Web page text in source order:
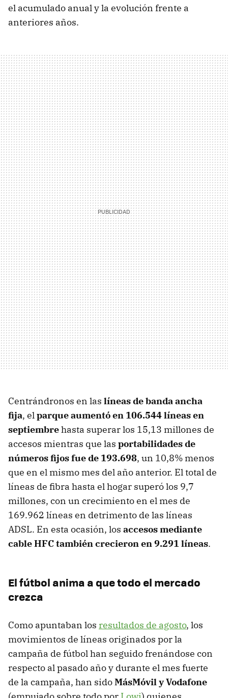
el acumulado anual y la evolución frente a
anteriores años.
Centrándronos en las líneas de banda ancha
fija, elparque aumentó en 106.544 líneas en
septiembrehasta superar los 15,13 millones de
accesos mientras que las portabilidades de
números fijos fue de 193.698, un 10,8% menos
que en el mismo mes del año anterior. El total de
líneas de fibra hasta el hogar superó los 9,7
millones, con un crecimiento en el mes de
169.962 líneas en detrimento de las líneas
ADSL. En esta ocasión, los accesos mediante
cable HFC también crecieron en 9.291 líneas.
El fútbol anima a que todo el mercado
crezca
Como apuntaban los resultados de agosto, los
movimientos de líneas originados por la
campaña de fútbol han seguido frenándose con
respecto al pasado año y durante el mes fuerte
de la campaña, han sidoMásMóvil y Vodafone